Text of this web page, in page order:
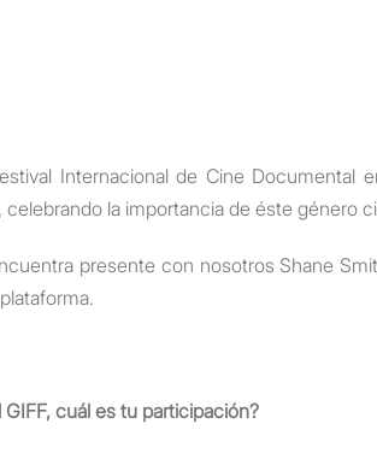
Internacional de Cine Documental
la importancia de éste género
presente con nosotros Shane
cuál es tu participación?